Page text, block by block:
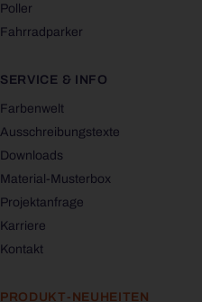
Poller
Fahrradparker
SERVICE & INFO
Farbenwelt
Ausschreibungstexte
Downloads
Material-Musterbox
Projektanfrage
Karriere
Kontakt
PRODUKT-NEUHEITEN